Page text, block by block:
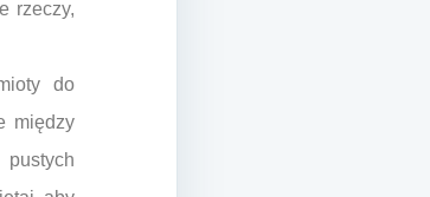
rzeczy,
do
między